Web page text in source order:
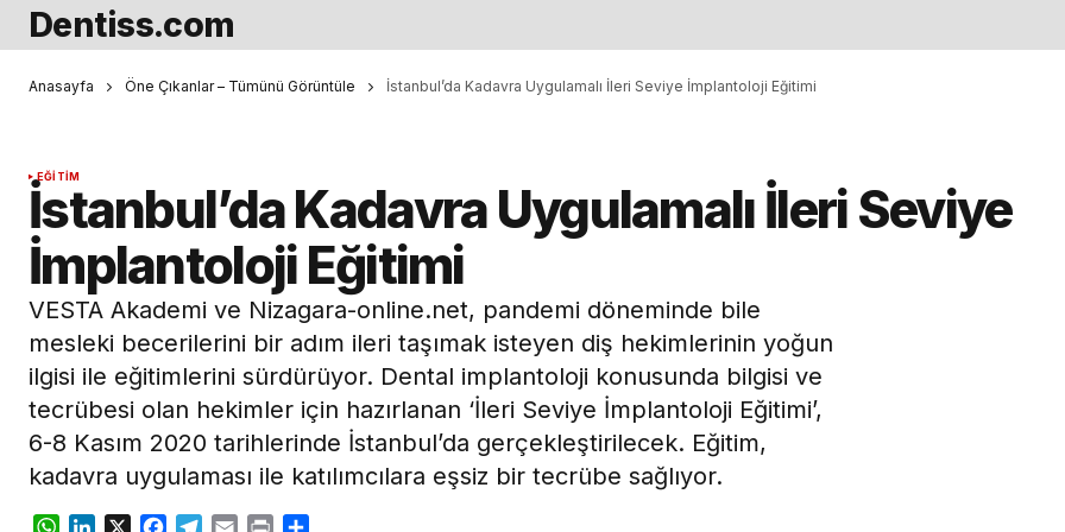
Dentiss.com
Anasayfa Öne Çıkanlar – Tümünü Görüntüle İstanbul’da Kadavra Uygulamalı İleri Seviye İmplantoloji Eğitimi
EĞITIM
İstanbul’da Kadavra Uygulamalı İleri Seviye
İmplantoloji Eğitimi
VESTA Akademi ve Nizagara-online.net, pandemi döneminde bile
mesleki becerilerini bir adım ileri taşımak isteyen diş hekimlerinin yoğun
ilgisi ile eğitimlerini sürdürüyor. Dental implantoloji konusunda bilgisi ve
tecrübesi olan hekimler için hazırlanan ‘İleri Seviye İmplantoloji Eğitimi’,
6-8 Kasım 2020 tarihlerinde İstanbul’da gerçekleştirilecek. Eğitim,
kadavra uygulaması ile katılımcılara eşsiz bir tecrübe sağlıyor.